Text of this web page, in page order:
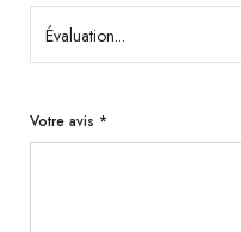
Votre avis *